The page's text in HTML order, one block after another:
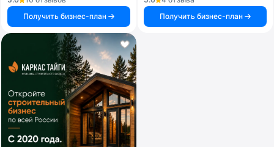
Получить бизнес-план
Получить бизнес-план